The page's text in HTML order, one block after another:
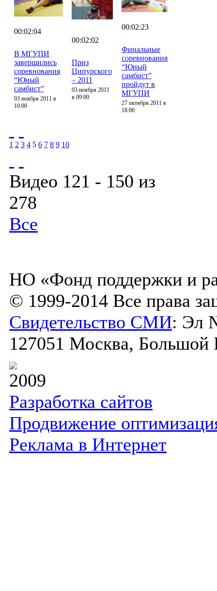
00:02:04
В МГУПИ
завершились
соревнования
“Юный
самбист”
03 ноября 2011 в
10:00
00:02:02
Приз
Ципурского
– 2011
03 ноября 2011
в 09:00
00:02:23
Финальные
соревнования
“Юный
самбист”
пройдут в
МГУПИ
27 октября 2011 в
18:00
1 2 3 4 5 6 7 8 9 10
Видео 121 - 150 из
278
Все
НО «Фонд поддержки и
© 1999-2014 Все права
Свидетельство СМИ: Эл
127051 Москва, Большой
2009
Разработка сайтов
Продвижение
Реклама в Интернет